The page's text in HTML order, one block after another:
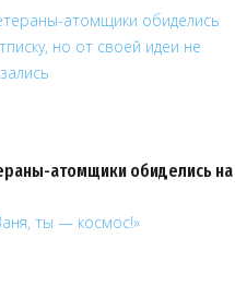
атомщики обиделись на